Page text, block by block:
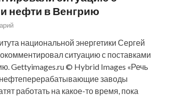
нефти в Венгрию
национальной энергетики Сергей
ситуацию с поставками
Gettyimages.ru © Hybrid Images «Речь
нефтеперерабатывающие заводы
работать на какое-то время, пока